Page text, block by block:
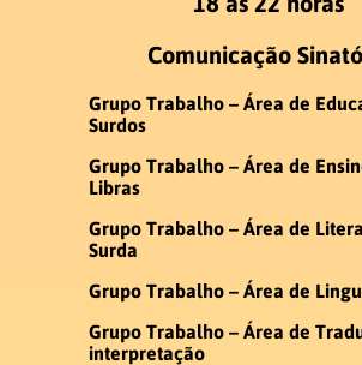
Comunicação
Grupo Trabalho – Área de
Surdos
Grupo Trabalho – Área de
Libras
Grupo Trabalho – Área de
Surda
Grupo Trabalho – Área de
Grupo Trabalho – Área de
interpretação